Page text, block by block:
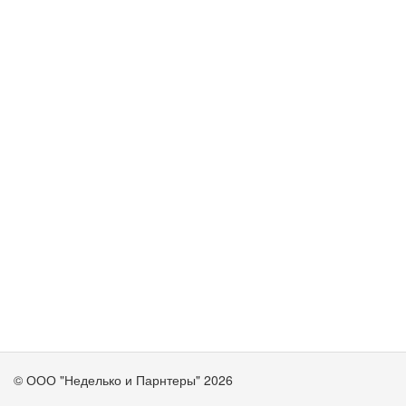
© ООО "Неделько и Парнтеры" 2026